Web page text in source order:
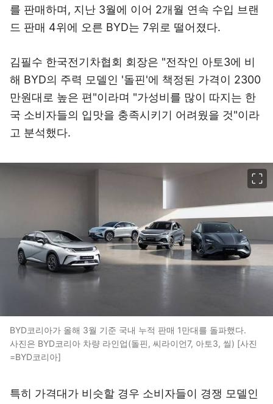
를 판매하며, 지난 3월에 이어 2개월 연속 수입 브랜
드 판매 4위에 오른 BYD는 7위로 떨어졌다.
김필수 한국전기차협회 회장은 "전작인 아토3에 비
해 BYD의 주력 모델인 '돌핀'에 책정된 가격이 2300
만원대로 높은 편"이라며 "가성비를 많이 따지는 한
국 소비자들의 입맛을 충족시키기 어려웠을 것"이라
고 분석했다.
BYD코리아가 올해 3월 기준 국내 누적 판매 1만대를 돌파했다.
사진은 BYD코리아 차량 라인업(돌핀, 씨라이언7, 아토3, 씰) [사진
=BYD코리아]
특히 가격대가 비슷할 경우 소비자들이 경쟁 모델인